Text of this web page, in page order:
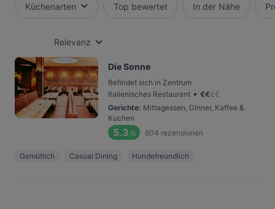
Küchenarten Top bewertet In der Nähe
Relevanz
Die Sonne
Befindet sich in Zentrum
Italienisches Restaurant • €€€€
Gerichte: Mittagessen, Dinner, Kaffee &
Kuchen
5.3/6 804 rezensionen
Gemütlich Casual Dining Hundefreundlich